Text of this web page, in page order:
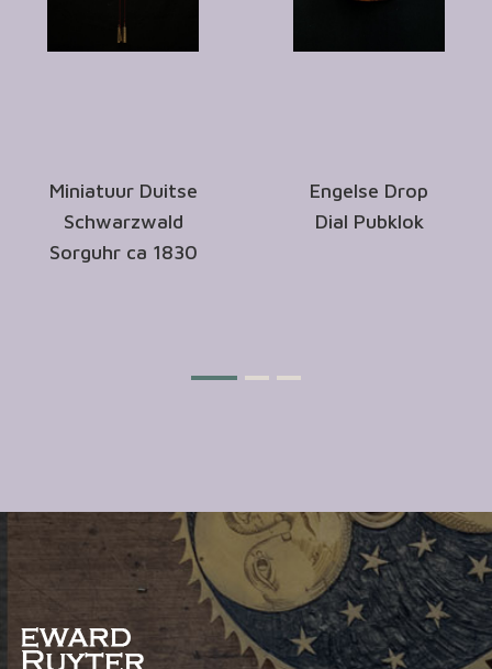
Miniatuur Duitse
Schwarzwald
Sorguhr ca 1830
Engelse Drop
Dial Pubklok